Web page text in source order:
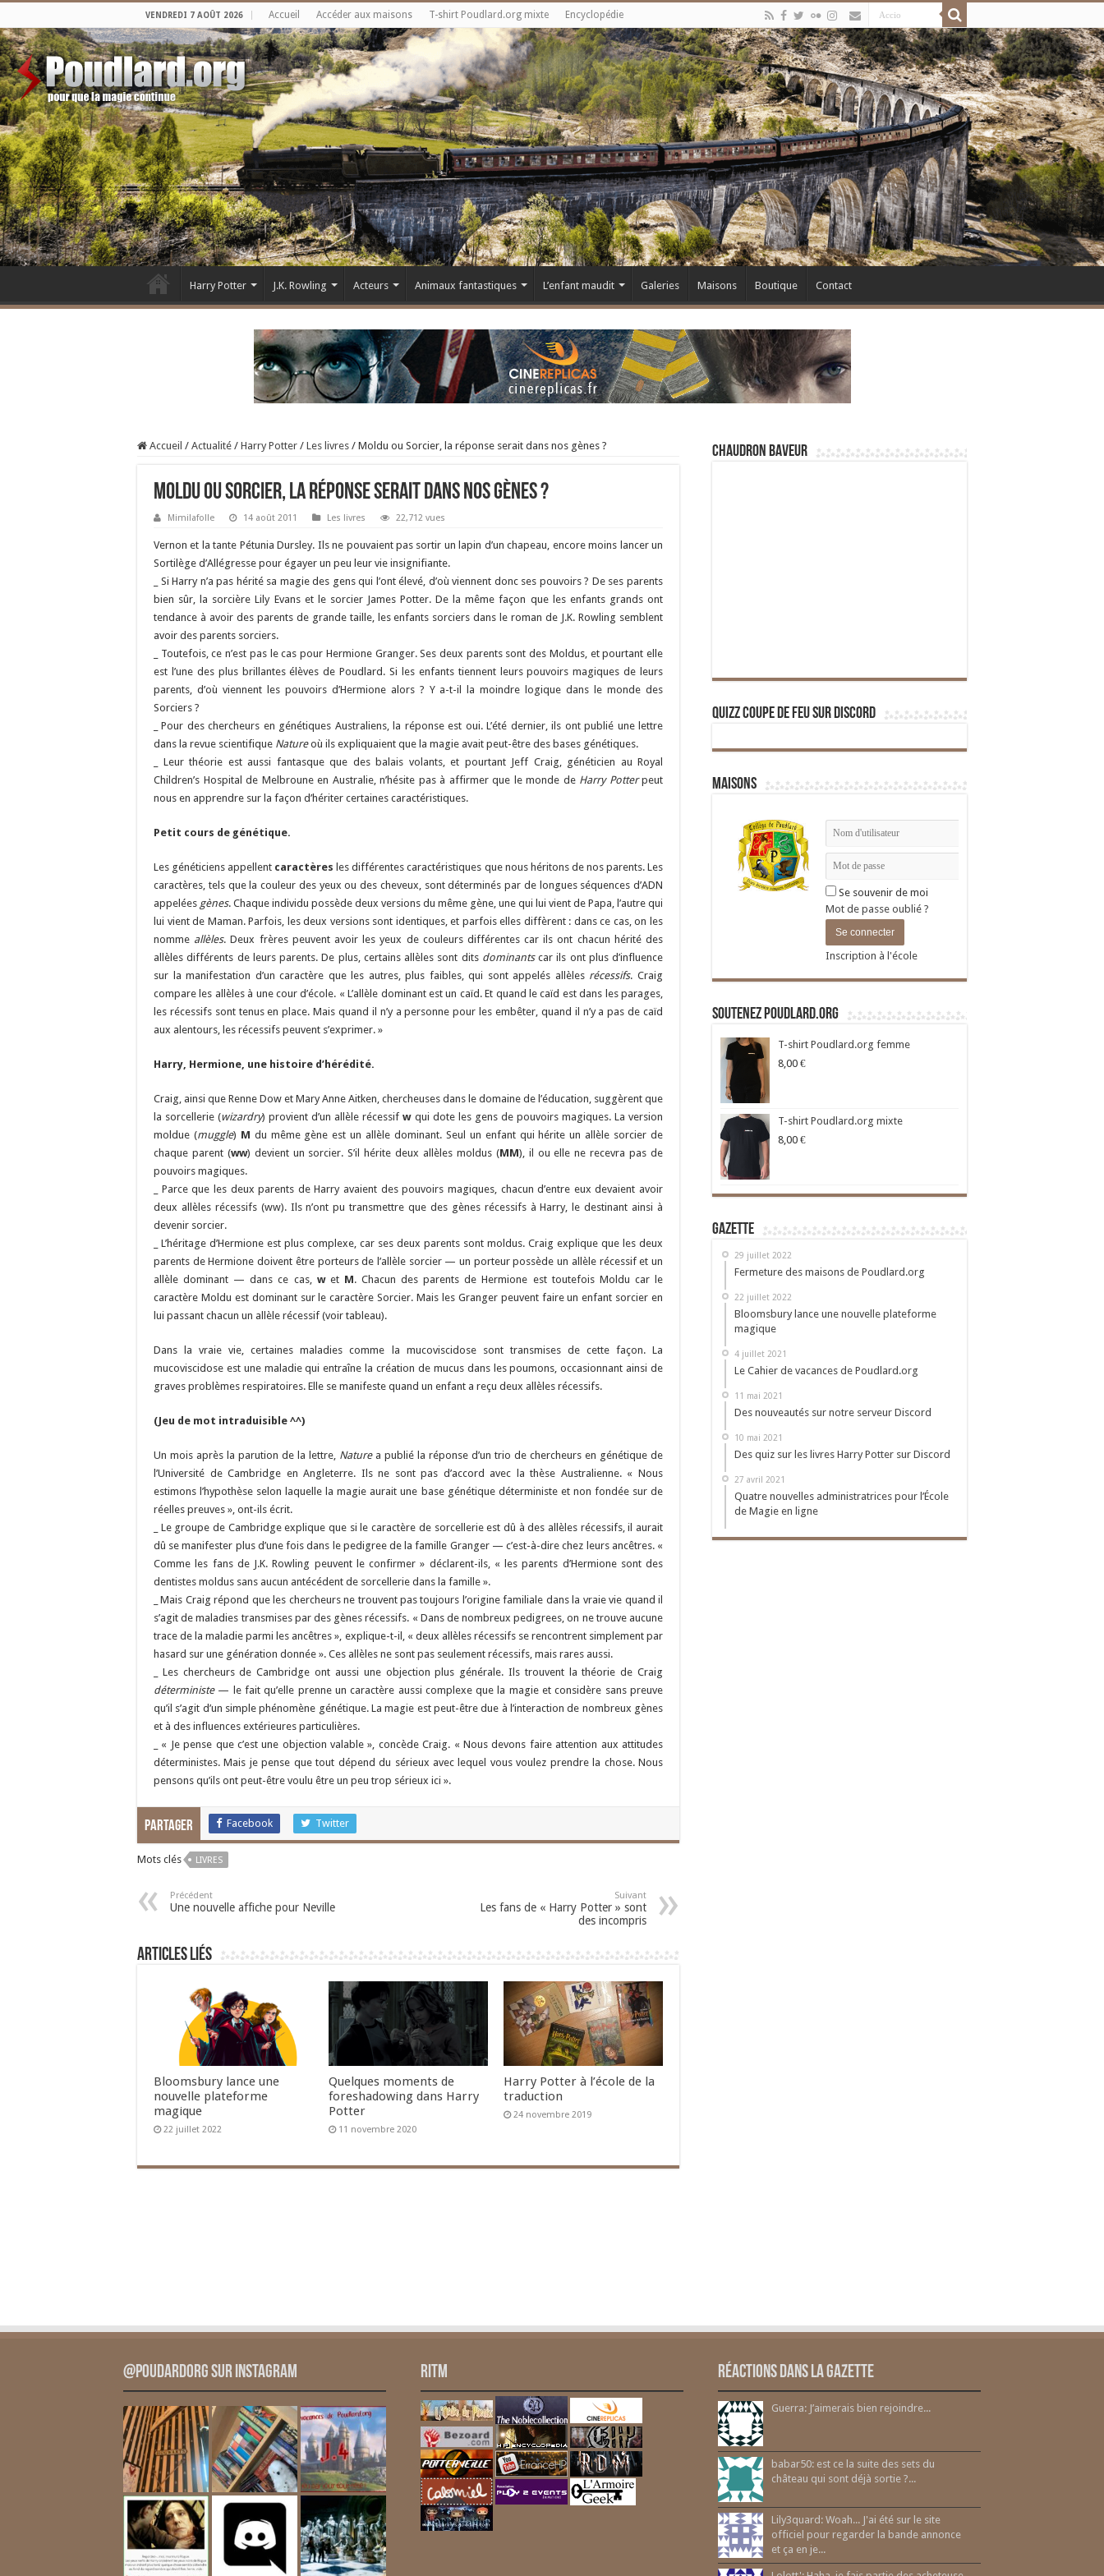
VENDREDI 7 AOÛT 2026 Accueil Accéder aux maisons T-shirt Poudlard.org mixte Encyclopédie
Harry Potter J.K. Rowling Acteurs Animaux fantastiques L’enfant maudit Galeries Maisons Boutique Contact
Accueil / Actualité / Harry Potter / Les livres / Moldu ou Sorcier, la réponse serait dans nos gènes ?
Moldu ou Sorcier, la réponse serait dans nos gènes ?
Mimilafolle 14 août 2011 Les livres 22,712 vues
Vernon et la tante Pétunia Dursley. Ils ne pouvaient pas sortir un lapin d’un chapeau, encore moins lancer un
Sortilège d’Allégresse pour égayer un peu leur vie insignifiante.
_ Si Harry n’a pas hérité sa magie des gens qui l’ont élevé, d’où viennent donc ses pouvoirs ? De ses parents
bien sûr, la sorcière Lily Evans et le sorcier James Potter. De la même façon que les enfants grands ont
tendance à avoir des parents de grande taille, les enfants sorciers dans le roman de J.K. Rowling semblent
avoir des parents sorciers.
_ Toutefois, ce n’est pas le cas pour Hermione Granger. Ses deux parents sont des Moldus, et pourtant elle
est l’une des plus brillantes élèves de Poudlard. Si les enfants tiennent leurs pouvoirs magiques de leurs
parents, d’où viennent les pouvoirs d’Hermione alors ? Y a-t-il la moindre logique dans le monde des
Sorciers ?
_ Pour des chercheurs en génétiques Australiens, la réponse est oui. L’été dernier, ils ont publié une lettre
dans la revue scientifique Natureoù ils expliquaient que la magie avait peut-être des bases génétiques.
_ Leur théorie est aussi fantasque que des balais volants, et pourtant Jeff Craig, généticien au Royal
Children’s Hospital de Melbroune en Australie, n’hésite pas à affirmer que le monde de Harry Potterpeut
nous en apprendre sur la façon d’hériter certaines caractéristiques.
Petit cours de génétique.
Les généticiens appellent caractères les différentes caractéristiques que nous héritons de nos parents. Les
caractères, tels que la couleur des yeux ou des cheveux, sont déterminés par de longues séquences d’ADN
appelées gènes. Chaque individu possède deux versions du même gène, une qui lui vient de Papa, l’autre qui
lui vient de Maman. Parfois, les deux versions sont identiques, et parfois elles diffèrent : dans ce cas, on les
nomme allèles. Deux frères peuvent avoir les yeux de couleurs différentes car ils ont chacun hérité des
allèles différents de leurs parents. De plus, certains allèles sont dits dominantscar ils ont plus d’influence
sur la manifestation d’un caractère que les autres, plus faibles, qui sont appelés allèles récessifs. Craig
compare les allèles à une cour d’école. « L’allèle dominant est un caïd. Et quand le caïd est dans les parages,
les récessifs sont tenus en place. Mais quand il n’y a personne pour les embêter, quand il n’y a pas de caïd
aux alentours, les récessifs peuvent s’exprimer. »
Harry, Hermione, une histoire d’hérédité.
Craig, ainsi que Renne Dow et Mary Anne Aitken, chercheuses dans le domaine de l’éducation, suggèrent que
la sorcellerie (wizardry) provient d’un allèle récessifwqui dote les gens de pouvoirs magiques. La version
moldue (muggle) M du même gène est un allèle dominant. Seul un enfant qui hérite un allèle sorcier de
chaque parent (ww) devient un sorcier. S’il hérite deux allèles moldus (MM), il ou elle ne recevra pas de
pouvoirs magiques.
_ Parce que les deux parents de Harry avaient des pouvoirs magiques, chacun d’entre eux devaient avoir
deux allèles récessifs (ww). Ils n’ont pu transmettre que des gènes récessifs à Harry, le destinant ainsi à
devenir sorcier.
_ L’héritage d’Hermione est plus complexe, car ses deux parents sont moldus. Craig explique que les deux
parents de Hermione doivent être porteurs de l’allèle sorcier — un porteur possède un allèle récessif et un
allèle dominant — dans ce cas, wet M. Chacun des parents de Hermione est toutefois Moldu car le
caractère Moldu est dominant sur le caractère Sorcier. Mais les Granger peuvent faire un enfant sorcier en
lui passant chacun un allèle récessif (voir tableau).
Dans la vraie vie, certaines maladies comme la mucoviscidose sont transmises de cette façon. La
mucoviscidose est une maladie qui entraîne la création de mucus dans les poumons, occasionnant ainsi de
graves problèmes respiratoires. Elle se manifeste quand un enfant a reçu deux allèles récessifs.
(Jeu de mot intraduisible ^^)
Un mois après la parution de la lettre, Naturea publié la réponse d’un trio de chercheurs en génétique de
l’Université de Cambridge en Angleterre. Ils ne sont pas d’accord avec la thèse Australienne. « Nous
estimons l’hypothèse selon laquelle la magie aurait une base génétique déterministe et non fondée sur de
réelles preuves », ont-ils écrit.
_ Le groupe de Cambridge explique que si le caractère de sorcellerie est dû à des allèles récessifs, il aurait
dû se manifester plus d’une fois dans le pedigree de la famille Granger — c’est-à-dire chez leurs ancêtres. «
Comme les fans de J.K. Rowling peuvent le confirmer » déclarent-ils, « les parents d’Hermione sont des
dentistes moldus sans aucun antécédent de sorcellerie dans la famille ».
_ Mais Craig répond que les chercheurs ne trouvent pas toujours l’origine familiale dans la vraie vie quand il
s’agit de maladies transmises par des gènes récessifs. « Dans de nombreux pedigrees, on ne trouve aucune
trace de la maladie parmi les ancêtres », explique-t-il, « deux allèles récessifs se rencontrent simplement par
hasard sur une génération donnée ». Ces allèles ne sont pas seulement récessifs, mais rares aussi.
_ Les chercheurs de Cambridge ont aussi une objection plus générale. Ils trouvent la théorie de Craig
déterministe— le fait qu’elle prenne un caractère aussi complexe que la magie et considère sans preuve
qu’il s’agit d’un simple phénomène génétique. La magie est peut-être due à l’interaction de nombreux gènes
et à des influences extérieures particulières.
_ « Je pense que c’est une objection valable », concède Craig. « Nous devons faire attention aux attitudes
déterministes. Mais je pense que tout dépend du sérieux avec lequel vous voulez prendre la chose. Nous
pensons qu’ils ont peut-être voulu être un peu trop sérieux ici ».
Partager Facebook Twitter
Mots clés LIVRES
Précédent
Une nouvelle affiche pour Neville
Suivant
Les fans de « Harry Potter » sont
des incompris
Articles liés
Bloomsbury lance une
nouvelle plateforme
magique
22 juillet 2022
Quelques moments de
foreshadowing dans Harry
Potter
11 novembre 2020
Harry Potter à l’école de la
traduction
24 novembre 2019
Chaudron Baveur
Quizz Coupe de Feu sur Discord
Maisons
Se souvenir de moi
Mot de passe oublié ?
Inscription à l'école
Soutenez Poudlard.org
T-shirt Poudlard.org femme
8,00 €
T-shirt Poudlard.org mixte
8,00 €
Gazette
29 juillet 2022
Fermeture des maisons de Poudlard.org
22 juillet 2022
Bloomsbury lance une nouvelle plateforme
magique
4 juillet 2021
Le Cahier de vacances de Poudlard.org
11 mai 2021
Des nouveautés sur notre serveur Discord
10 mai 2021
Des quiz sur les livres Harry Potter sur Discord
27 avril 2021
Quatre nouvelles administratrices pour l’École
de Magie en ligne
@PoudardOrg sur Instagram RITM Réactions dans la gazette
Guerra: J’aimerais bien rejoindre...
babar50: est ce la suite des sets du
château qui sont déjà sortie ?...
Lily3quard: Woah... J'ai été sur le site
officiel pour regarder la bande annonce
et ça en je...